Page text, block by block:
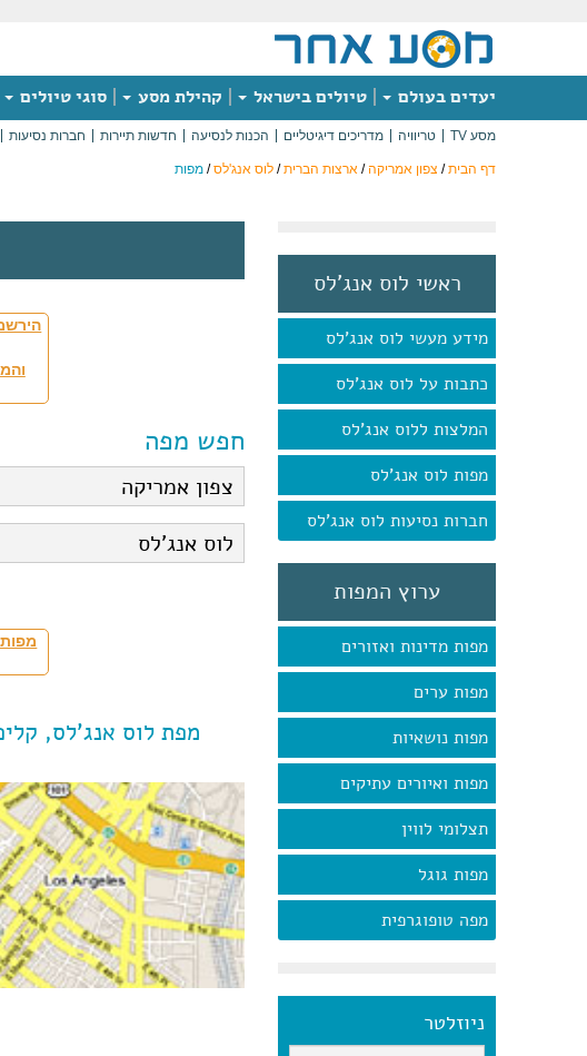
יעדים בעולם טיולים בישראל קהילת מסע סוגי טיולים
מסע TV טריוויה מדריכים דיגיטליים הכנות לנסיעה חדשות תיירות חברות נסיעות
דף הבית/ צפון אמריקה/ ארצות הברית/ לוס אנג'לס/ מפות
ראשי לוס אנג'לס
מידע מעשי לוס אנג'לס
כתבות על לוס אנג'לס
המלצות ללוס אנג'לס
מפות לוס אנג'לס
חברות נסיעות לוס אנג'לס
ערוץ המפות
מפות מדינות ואזורים
מפות ערים
מפות נושאיות
מפות ואיורים עתיקים
תצלומי לווין
מפות גוגל
מפה טופוגרפית
ניוזלטר
חפש מפה
מפת לוס אנג'לס,